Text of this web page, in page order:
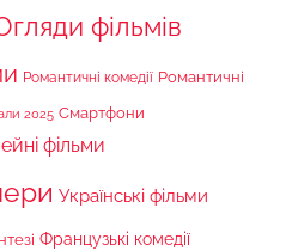
фільмів
Романтичні комедії Романтичні
2025 Смартфони
фільми
Українські фільми
Французькі комедії